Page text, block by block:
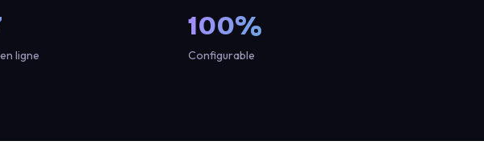
ligne
100%
Configurable